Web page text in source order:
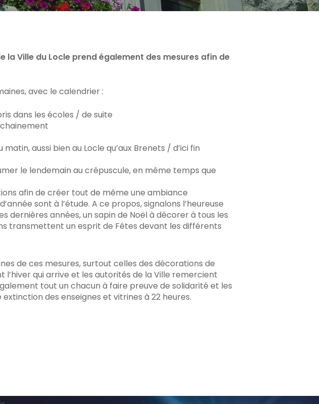
la Ville du Locle prend également des mesures afin de
avec le calendrier :
dans les écoles / de suite
aussi bien au Locle qu’aux Brenets / d’ici fin
le lendemain au crépuscule, en même temps que
afin de créer tout de même une ambiance
sont à l’étude. A ce propos, signalons l’heureuse
dernières années, un sapin de Noël à décorer à tous les
transmettent un esprit de Fêtes devant les différents
de ces mesures, surtout celles des décorations de
qui arrive et les autorités de la Ville remercient
tout un chacun à faire preuve de solidarité et les
des enseignes et vitrines à 22 heures.